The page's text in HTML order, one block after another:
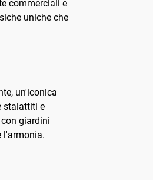
commerciali e
uniche che
un'iconica
stalattiti e
giardini
l'armonia.